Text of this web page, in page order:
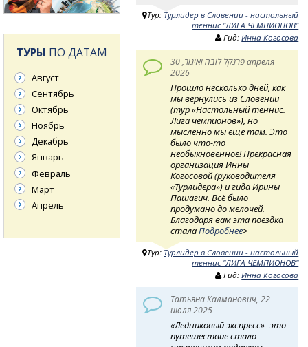
Тур: Турлидер в Словении - настольный
теннис "ЛИГА ЧЕМПИОНОВ"
Гид:Инна Когосова
פרנקל לובה ואיגור, 30 апреля
2026
Прошло несколько дней, как
мы вернулись из Словении
(тур «Настольный теннис.
Лига чемпионов»), но
мысленно мы еще там. Это
было что-то
необыкновенное! Прекрасная
организация Инны
Когосовой (руководителя
«Турлидера») и гида Ирины
Пашагич. Всё было
продумано до мелочей.
Благодаря вам эта поездка
сталаПодробнее>
Тур: Турлидер в Словении - настольный
теннис "ЛИГА ЧЕМПИОНОВ"
Гид:Инна Когосова
Татьяна Калманович, 22
июля 2025
«Ледниковый экспресс» -это
путешествие стало
ТУРЫ ПО ДАТАМ
Август
Сентябрь
Октябрь
Ноябрь
Декабрь
Январь
Февраль
Март
Апрель